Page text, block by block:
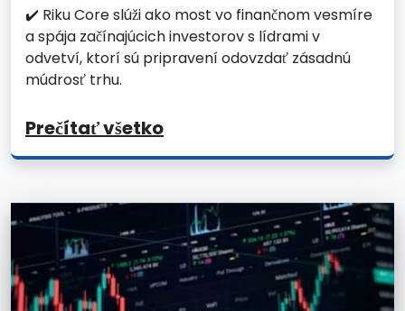
✔️ Riku Core slúži ako most vo finančnom vesmíre
a spája začínajúcich investorov s lídrami v
odvetví, ktorí sú pripravení odovzdať zásadnú
múdrosť trhu.
Prečítať všetko